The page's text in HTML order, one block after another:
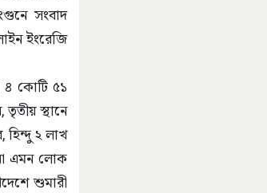
সংবাদ
ইংরেজি
৪ কোটি ৫১
তৃতীয় স্থানে
হিন্দু ২ লাখ
এমন লোক
শুমারী